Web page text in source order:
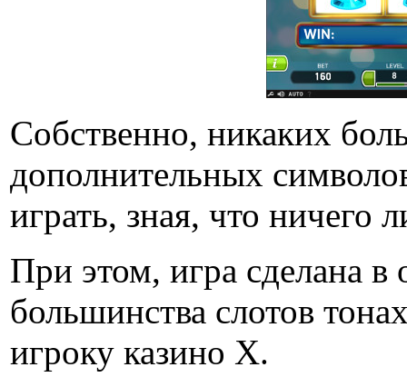
Собственно, никаких
дополнительных
играть, зная, что
При этом, игра сделана
большинства слотов
игроку казино X.